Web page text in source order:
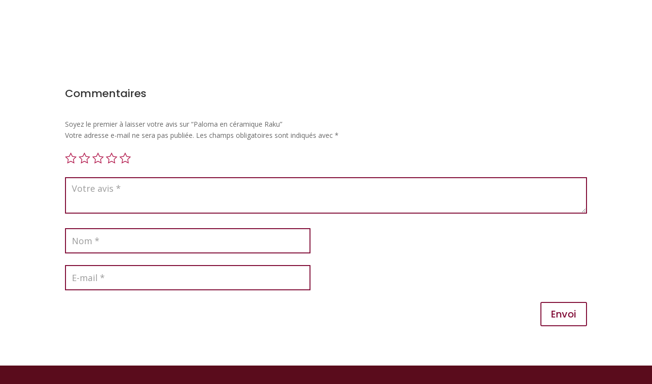
Commentaires
Soyez le premier à laisser votre avis sur “Paloma en céramique Raku”
Votre adresse e-mail ne sera pas publiée. Les champs obligatoires sont indiqués avec*
Envoi